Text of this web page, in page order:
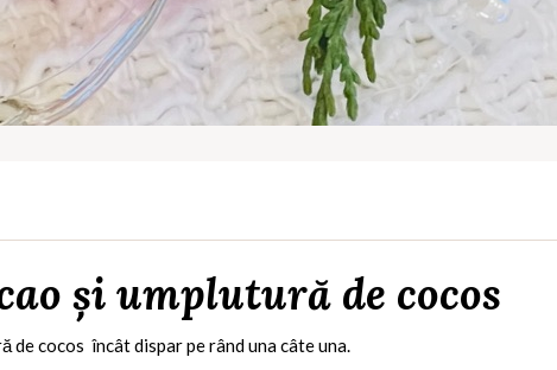
și umplutură de cocos
de cocos încât dispar pe rând una câte una.